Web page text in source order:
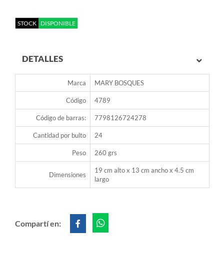
STOCK DISPONIBLE
DETALLES
Marca MARY BOSQUES
Código 4789
Código de barras: 7798126724278
Cantidad por bulto 24
Peso 260 grs
Dimensiones
19 cm alto x 13 cm ancho x 4.5 cm
largo
Compartí en: